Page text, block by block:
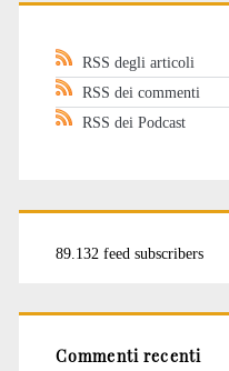
RSS degli articoli
RSS dei commenti
RSS dei Podcast
89.132 feed subscribers
Commenti recenti